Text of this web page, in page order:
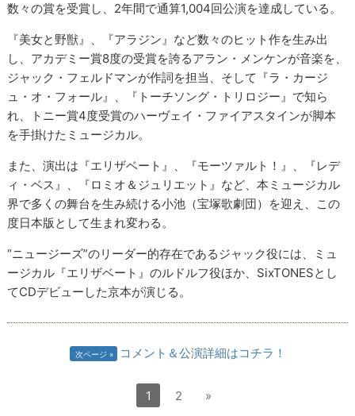
数々の賞を受賞し、2年間で通算1,004回公演を達成している。
『美女と野獣』、『アラジン』など数々のヒット作を生み出
し、アカデミー賞8度の受賞を誇るアラン・メンケンが音楽を、
ジャック・フェルドマンが作詞を担当、そして『ラ・カージ
ュ・オ・フォール』、『トーチソング・トリロジー』で知ら
れ、トニー賞4度受賞のハーヴェイ・ファイアスタインが脚本
を手掛けたミュージカル。
また、演出は『エリザベート』、『モーツァルト！』、『レデ
ィ・ベス』、『ロミオ＆ジュリエット』など、本ミュージカル
界で多くの舞台を生み続ける小池（宝塚歌劇団）を迎え、この
度日本版として生まれ変わる。
“ニュージーズ”のリーダー的存在であるジャック役には、ミュ
ージカル『エリザベート』のルドルフ役ほか、SixTONESとし
てCDデビューした京本が演じる。
次ページ コメント＆公演詳細はコチラ！
1 2 »